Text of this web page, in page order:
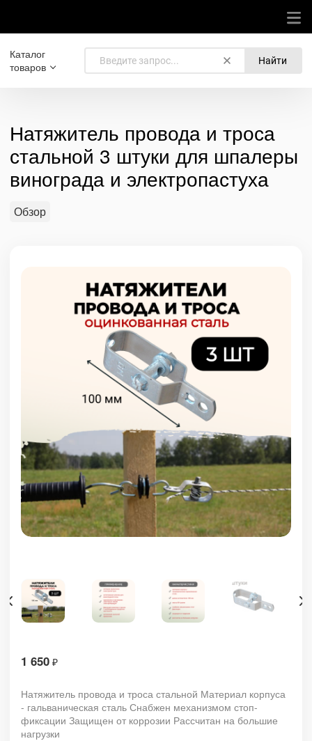
Каталог
товаров
Найти
Натяжитель провода и троса
стальной 3 штуки для шпалеры
винограда и электропастуха
Обзор
1 650 ₽
Натяжитель провода и троса стальной Материал корпуса
- гальваническая сталь Снабжен механизмом стоп-
фиксации Защищен от коррозии Рассчитан на большие
нагрузки